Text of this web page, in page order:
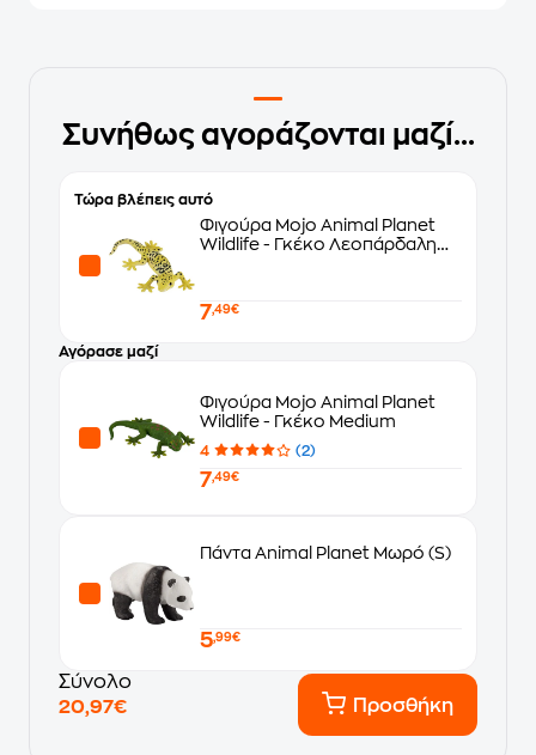
Συνήθως αγοράζονται μαζί...
Τώρα βλέπεις αυτό
Φιγούρα Mojo Animal Planet
Wildlife - Γκέκο Λεοπάρδαλη
7,49€
Αγόρασε μαζί
Φιγούρα Mojo Animal Planet
Wildlife - Γκέκο Medium
4 (2)
7,49€
Πάντα Animal Planet Μωρό (S)
5,99€
Σύνολο
20,97€
Προσθήκη